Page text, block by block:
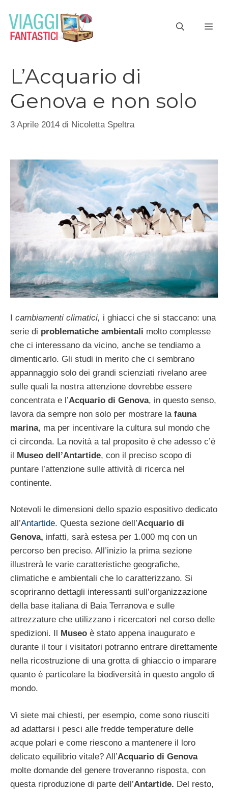
contenuto
L’Acquario di
Genova e non solo
3 Aprile 2014 di Nicoletta Speltra
I cambiamenti climatici, i ghiacci che si staccano: una
serie di problematiche ambientali molto complesse
che ci interessano da vicino, anche se tendiamo a
dimenticarlo. Gli studi in merito che ci sembrano
appannaggio solo dei grandi scienziati rivelano aree
sulle quali la nostra attenzione dovrebbe essere
concentrata e l’Acquario di Genova, in questo senso,
lavora da sempre non solo per mostrare la fauna
marina, ma per incentivare la cultura sul mondo che
ci circonda. La novità a tal proposito è che adesso c’è
il Museo dell’Antartide, con il preciso scopo di
puntare l’attenzione sulle attività di ricerca nel
continente.
Notevoli le dimensioni dello spazio espositivo dedicato
all’Antartide. Questa sezione dell’Acquario di
Genova, infatti, sarà estesa per 1.000 mq con un
percorso ben preciso. All’inizio la prima sezione
illustrerà le varie caratteristiche geografiche,
climatiche e ambientali che lo caratterizzano. Si
scopriranno dettagli interessanti sull’organizzazione
della base italiana di Baia Terranova e sulle
attrezzature che utilizzano i ricercatori nel corso delle
spedizioni. Il
Museo è stato appena inaugurato e
durante il tour i visitatori potranno entrare direttamente
nella ricostruzione di una grotta di ghiaccio o imparare
quanto è particolare la biodiversità in questo angolo di
mondo.
Vi siete mai chiesti, per esempio, come sono riusciti
ad adattarsi i pesci alle fredde temperature delle
acque polari e come riescono a mantenere il loro
delicato equilibrio vitale? All’Acquario di Genova
molte domande del genere troveranno risposta, con
questa riproduzione di parte dell’Antartide. Del resto,